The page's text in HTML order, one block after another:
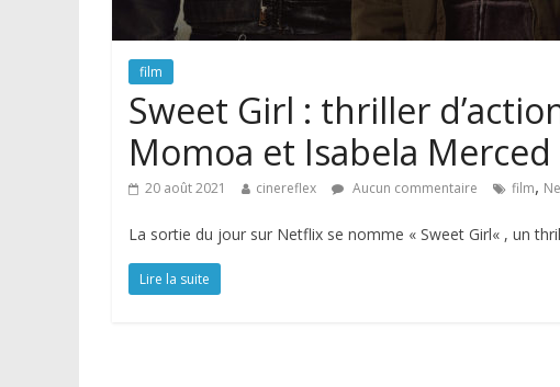
film
Sweet Girl : thriller
Momoa et Isabela Merced
20 août 2021 cinereflex Aucun commentaire film,
La sortie du jour sur Netflix se nomme « Sweet Girl« , un
Lire la suite